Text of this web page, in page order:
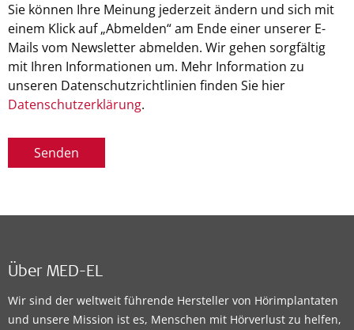
Sie können Ihre Meinung jederzeit ändern und sich mit
einem Klick auf „Abmelden“ am Ende einer unserer E-
Mails vom Newsletter abmelden. Wir gehen sorgfältig
mit Ihren Informationen um. Mehr Information zu
unseren Datenschutzrichtlinien finden Sie hier
Datenschutzerklärung.
Senden
Über MED-EL
Wir sind der weltweit führende Hersteller von Hörimplantaten
und unsere Mission ist es, Menschen mit Hörverlust zu helfen,